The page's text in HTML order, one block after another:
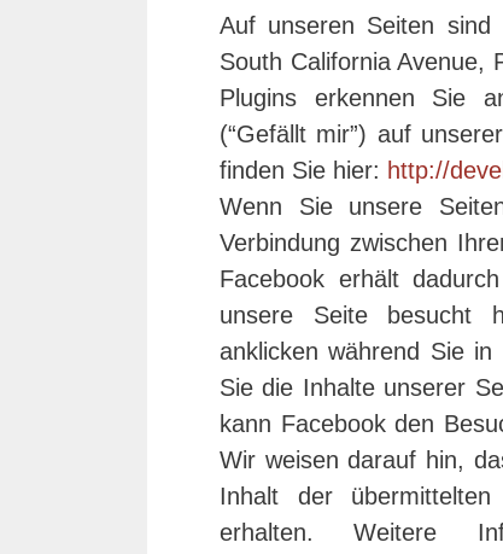
Auf unseren Seiten sind
South California Avenue,
Plugins erkennen Sie
(“Gefällt mir”) auf
finden Sie hier: http://
Wenn Sie unsere
Verbindung zwischen
Facebook erhält
unsere Seite besucht
anklicken während Sie
Sie die Inhalte unserer
kann Facebook den
Wir weisen darauf hin,
Inhalt der
erhalten. Weitere